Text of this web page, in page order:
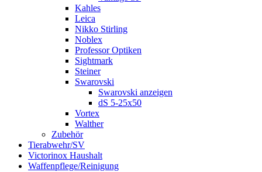
Kahles
Leica
Nikko Stirling
Noblex
Professor Optiken
Sightmark
Steiner
Swarovski
Swarovski anzeigen
dS 5-25x50
Vortex
Walther
Zubehör
Tierabwehr/SV
Victorinox Haushalt
Waffenpflege/Reinigung